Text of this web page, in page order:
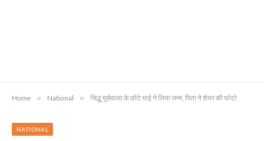
Home » National » सिद्धू मूसेवाला के छोटे भाई ने लिया जन्म, पिता ने शेयर की फोटो
NATIONAL